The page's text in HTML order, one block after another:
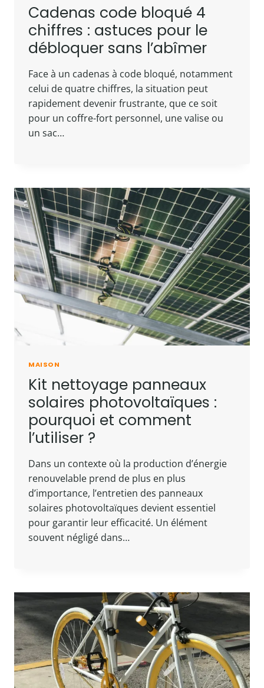
Cadenas code bloqué 4
chiffres : astuces pour le
débloquer sans l’abîmer
Face à un cadenas à code bloqué, notamment
celui de quatre chiffres, la situation peut
rapidement devenir frustrante, que ce soit
pour un coffre-fort personnel, une valise ou
un sac…
MAISON
Kit nettoyage panneaux
solaires photovoltaïques :
pourquoi et comment
l’utiliser ?
Dans un contexte où la production d’énergie
renouvelable prend de plus en plus
d’importance, l’entretien des panneaux
solaires photovoltaïques devient essentiel
pour garantir leur efficacité. Un élément
souvent négligé dans…